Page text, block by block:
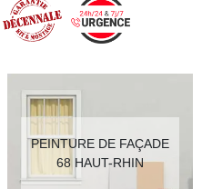
PEINTURE DE FAÇADE
68 HAUT-RHIN